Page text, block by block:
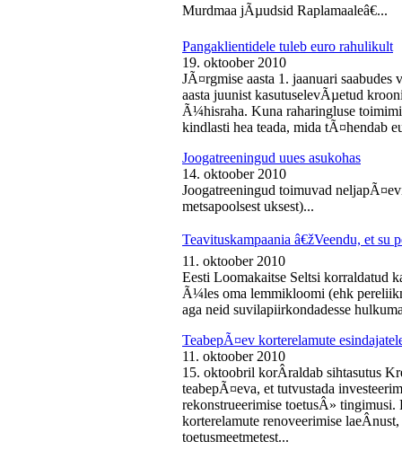
Murdmaa jÃµudsid Raplamaaleâ€...
Pangaklientidele tuleb euro rahulikult
19. oktoober 2010
JÃ¤rgmise aasta 1. jaanuari
aasta juunist kasutuselevÃµetud
Ã¼hisraha. Kuna raharingluse
kindlasti hea teada, mida tÃ¤hendab
Joogatreeningud uues asukohas
14. oktoober 2010
Joogatreeningud toimuvad
metsapoolsest uksest)...
Teavituskampaania â€žVeendu, et su
11. oktoober 2010
Eesti Loomakaitse Seltsi korraldatud
Ã¼les oma lemmikloomi (ehk
aga neid suvilapiirkondadesse
TeabepÃ¤ev korterelamute
11. oktoober 2010
15. oktoobril korÂ­raldab sihtasutus
teabepÃ¤eva, et tutvustada
rekonstrueerimise toetusÂ»
korterelamute renoveerimise
toetusmeetmetest...